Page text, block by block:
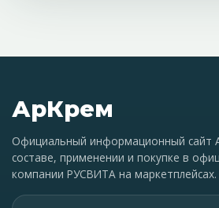
АрКрем
Официальный информационный сайт
составе, применении и покупке в
компании РУСВИТА на маркетплейсах.